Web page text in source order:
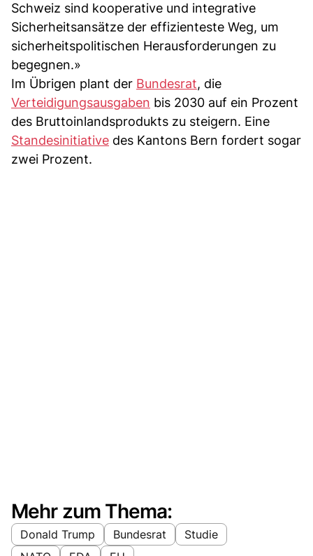
Schweiz sind kooperative und integrative
Sicherheitsansätze der effizienteste Weg, um
sicherheitspolitischen Herausforderungen zu
begegnen.»
Im Übrigen plant der Bundesrat, die
Verteidigungsausgaben bis 2030 auf ein Prozent
des Bruttoinlandsprodukts zu steigern. Eine
Standesinitiative des Kantons Bern fordert sogar
zwei Prozent.
Mehr zum Thema:
Donald Trump Bundesrat
Studie